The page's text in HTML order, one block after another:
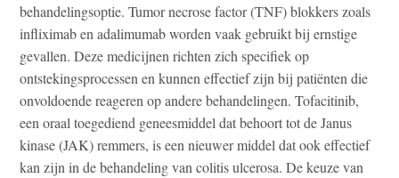
behandelingsoptie. Tumor necrose factor (TNF) blokkers zoals
infliximab en adalimumab worden vaak gebruikt bij ernstige
gevallen. Deze medicijnen richten zich specifiek op
ontstekingsprocessen en kunnen effectief zijn bij patiënten die
onvoldoende reageren op andere behandelingen. Tofacitinib,
een oraal toegediend geneesmiddel dat behoort tot de Janus
kinase (JAK) remmers, is een nieuwer middel dat ook effectief
kan zijn in de behandeling van colitis ulcerosa. De keuze van